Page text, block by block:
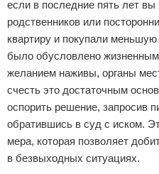
если в последние пять лет
родственников или
квартиру и покупали
было обусловлено
желанием наживы, органы
счесть это достаточным
оспорить решение, запросив
обратившись в суд с иском.
мера, которая позволяет
в безвыходных ситуациях.